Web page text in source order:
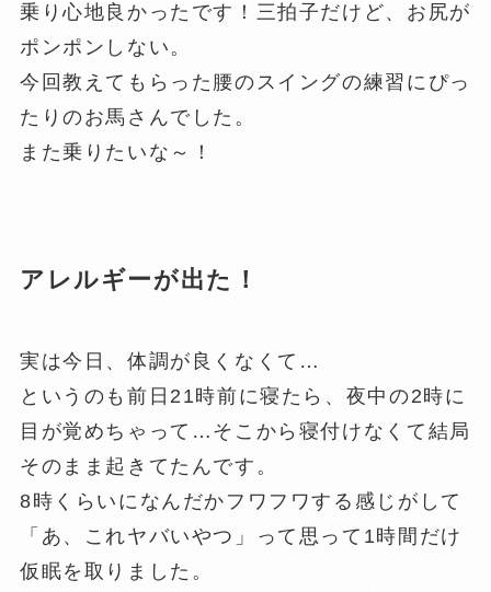
乗り心地良かったです！三拍子だけど、お尻が
ポンポンしない。
今回教えてもらった腰のスイングの練習にぴっ
たりのお馬さんでした。
また乗りたいな～！
アレルギーが出た！
実は今日、体調が良くなくて…
というのも前日21時前に寝たら、夜中の2時に
目が覚めちゃって…そこから寝付けなくて結局
そのまま起きてたんです。
8時くらいになんだかフワフワする感じがして
「あ、これヤバいやつ」って思って1時間だけ
仮眠を取りました。